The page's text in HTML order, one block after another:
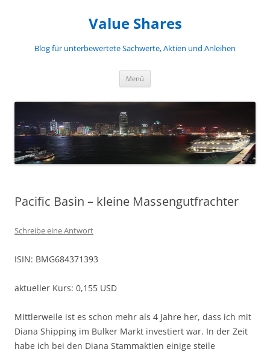
Value Shares
Blog für unterbewertete Sachwerte, Aktien und Anleihen
Menü
Pacific Basin – kleine Massengutfrachter
Schreibe eine Antwort
ISIN: BMG684371393
aktueller Kurs: 0,155 USD
Mittlerweile ist es schon mehr als 4 Jahre her, dass ich mit
Diana Shipping im Bulker Markt investiert war. In der Zeit
habe ich bei den Diana Stammaktien einige steile